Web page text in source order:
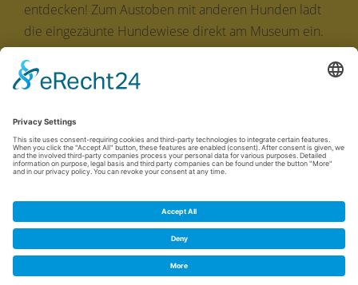
entdecken! Zum Austoben mit anderen Hunden lädt
die eingezäunte Hundewiese direkt am Museum ein.
Ob Wild- oder Kurpark, durch den Bach oder über
einen Naturpfad: In und um Bad Sassendorf laden
Rundwege zum Spazieren ein.
Cookie-Einstellungen